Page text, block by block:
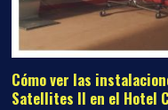
Cómo ver las
Satellites II en el Hotel